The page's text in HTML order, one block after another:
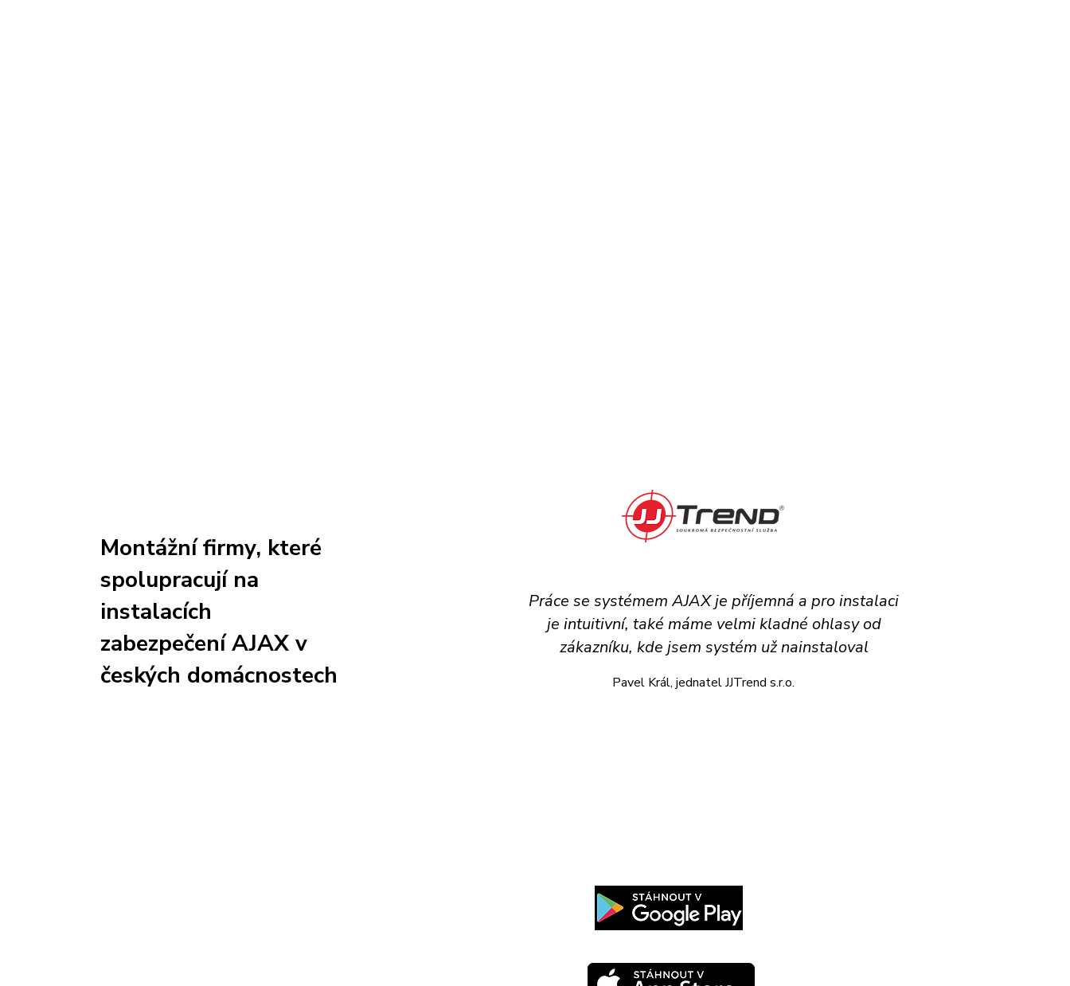
Montážní firmy, které
spolupracují na
instalacích
zabezpečení AJAX v
českých domácnostech
Práce se systémem AJAX je příjemná a pro instalaci
je intuitivní, také máme velmi kladné ohlasy od
zákazníku, kde jsem systém už nainstaloval
Pavel Král, jednatel JJTrend s.r.o.